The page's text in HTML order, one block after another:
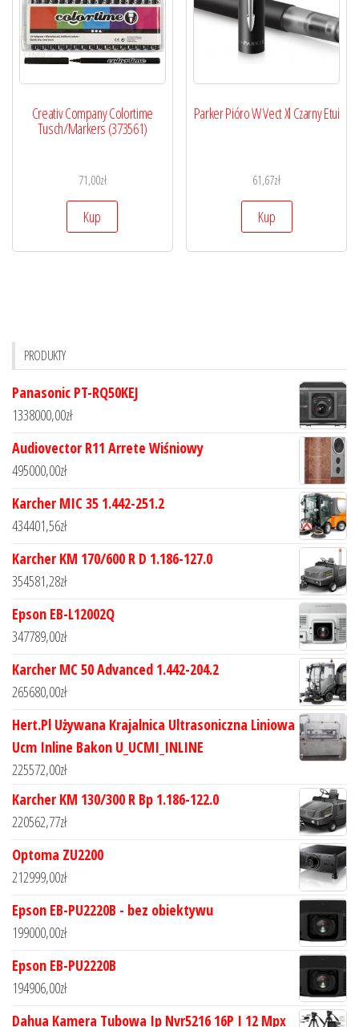
Creativ Company Colortime
Tusch/Markers (373561)
71,00zł
Kup
Parker Pióro W Vect Xl Czarny Etui
61,67zł
Kup
PRODUKTY
Panasonic PT-RQ50KEJ
1338000,00zł
Audiovector R11 Arrete Wiśniowy
495000,00zł
Karcher MIC 35 1.442-251.2
434401,56zł
Karcher KM 170/600 R D 1.186-127.0
354581,28zł
Epson EB-L12002Q
347789,00zł
Karcher MC 50 Advanced 1.442-204.2
265680,00zł
Hert.Pl Używana Krajalnica Ultrasoniczna Liniowa
Ucm Inline Bakon U_UCMI_INLINE
225572,00zł
Karcher KM 130/300 R Bp 1.186-122.0
220562,77zł
Optoma ZU2200
212999,00zł
Epson EB-PU2220B - bez obiektywu
199000,00zł
Epson EB-PU2220B
194906,00zł
Dahua Kamera Tubowa Ip Nvr5216 16P I 12 Mpx